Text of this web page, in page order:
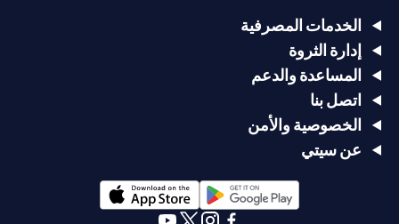
الخدمات المصرفية
إدارة الثروة
المساعدة والدعم
اتصل بنا
الخصوصية والأمن
عن سيتي
(opens in a new tab)